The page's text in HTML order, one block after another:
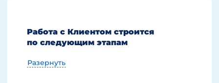
Работа с Клиентом строится
по следующим этапам
Разернуть